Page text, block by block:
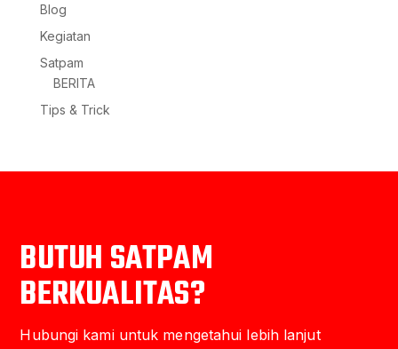
Blog
Kegiatan
Satpam
BERITA
Tips & Trick
BUTUH SATPAM
BERKUALITAS?
Hubungi kami untuk mengetahui lebih lanjut